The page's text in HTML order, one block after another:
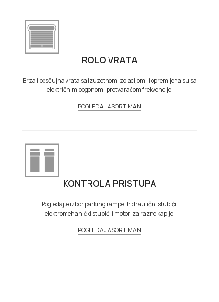
ROLO VRATA
Brza i besčujna vrata sa izuzetnom izolacijom , i opremljena su sa
električnim pogonom i pretvaračom frekvencije.
POGLEDAJ ASORTIMAN
KONTROLA PRISTUPA
Pogledajte izbor parking rampe, hidraulični stubići,
elektromehanički stubići i motori za razne kapije,
POGLEDAJ ASORTIMAN